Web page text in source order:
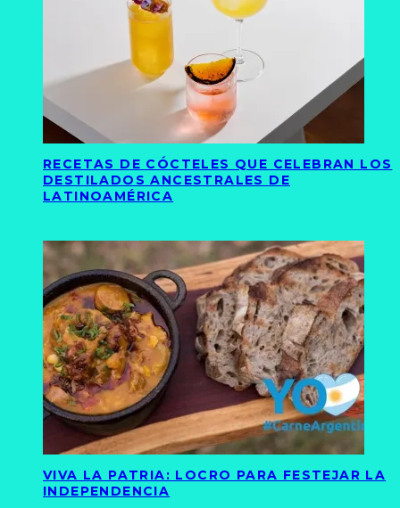
RECETAS DE CÓCTELES QUE CELEBRAN LOS
DESTILADOS ANCESTRALES DE
LATINOAMÉRICA
VIVA LA PATRIA: LOCRO PARA FESTEJAR LA
INDEPENDENCIA